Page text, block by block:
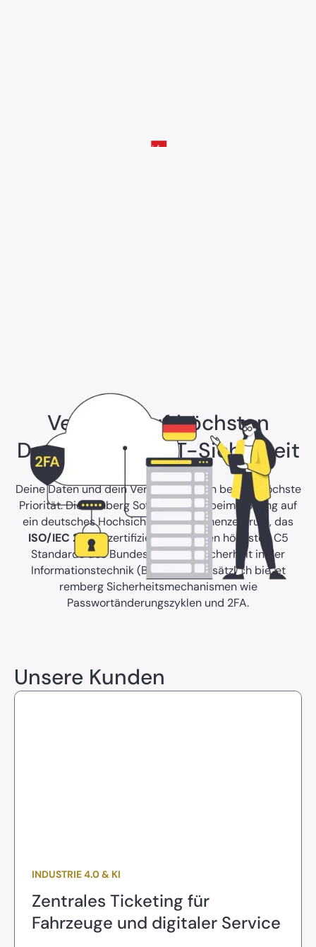
Vertraue auf höchsten
Datenschutz & IT-Sicherheit
Deine Daten und dein Vertrauen haben bei uns höchste
Priorität. Die remberg Software setzt beim Hosting auf
ein deutsches Hochsicherheits-Rechenzentrum, das
ISO/IEC 27001zertifiziert ist und den höchsten C5
Standards des Bundesamtes für Sicherheit in der
Informationstechnik (BSI) erfüllt. Zusätzlich bietet
remberg Sicherheitsmechanismen wie
Passwortänderungszyklen und 2FA.
Unsere Kunden
INDUSTRIE 4.0 & KI
Zentrales Ticketing für
Fahrzeuge und digitaler Service